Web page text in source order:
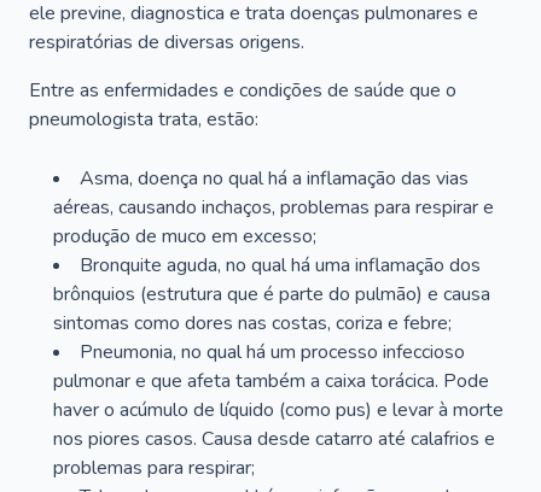
ele previne, diagnostica e trata doenças pulmonares e
respiratórias de diversas origens.
Entre as enfermidades e condições de saúde que o
pneumologista trata, estão:
Asma, doença no qual há a inflamação das vias
aéreas, causando inchaços, problemas para respirar e
produção de muco em excesso;
Bronquite aguda, no qual há uma inflamação dos
brônquios (estrutura que é parte do pulmão) e causa
sintomas como dores nas costas, coriza e febre;
Pneumonia, no qual há um processo infeccioso
pulmonar e que afeta também a caixa torácica. Pode
haver o acúmulo de líquido (como pus) e levar à morte
nos piores casos. Causa desde catarro até calafrios e
problemas para respirar;